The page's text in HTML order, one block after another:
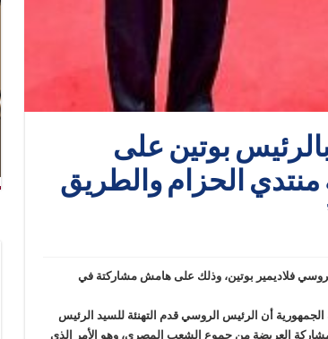
بوتين على
الحزام والطريق
فلاديمير بوتين، وذلك على هامش مشاركتة في
أن الرئيس الروسي قدم التهنئة للسيد الرئيس
العريضة من جموع الشعب المصري، وهو الأمر الذي